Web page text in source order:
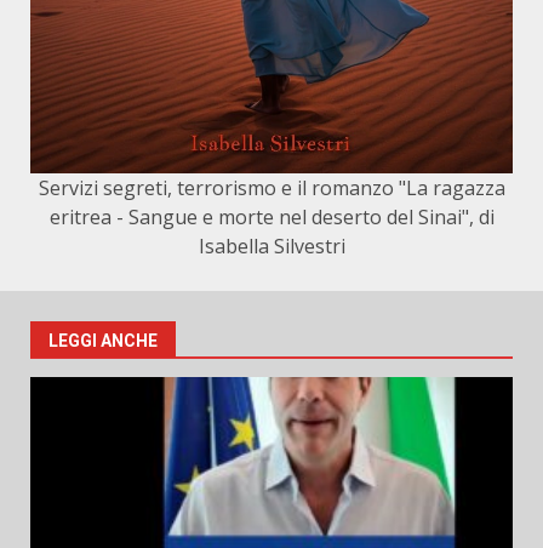
Servizi segreti, terrorismo e il romanzo "La ragazza
eritrea - Sangue e morte nel deserto del Sinai", di
Isabella Silvestri
LEGGI ANCHE